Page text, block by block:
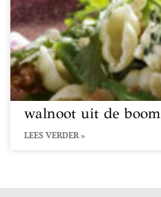
walnoot uit de boom
LEES VERDER »